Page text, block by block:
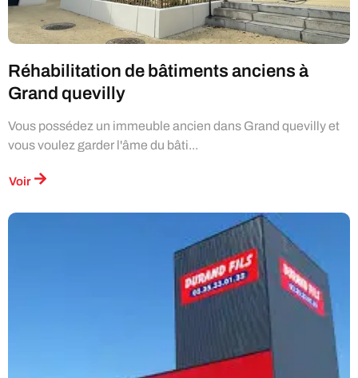
Réhabilitation de bâtiments anciens à
Grand quevilly
Vous possédez un immeuble ancien dans Grand quevilly et
vous voulez garder l'âme du bâti...
Voir